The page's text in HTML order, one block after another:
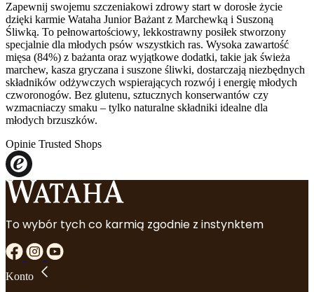
Protein
95%
Junior
Bażant
z
Jabłkiem,
Jagodami
i
Rumiankiem
800g
Zapewnij swojemu szczeniakowi zdrowy start w dorosłe życie
dzięki karmie Wataha Junior Bażant z Marchewką i Suszoną
Śliwką. To pełnowartościowy, lekkostrawny posiłek stworzony
specjalnie dla młodych psów wszystkich ras. Wysoka zawartość
mięsa (84%) z bażanta oraz wyjątkowe dodatki, takie jak świeża
marchew, kasza gryczana i suszone śliwki, dostarczają niezbędnych
składników odżywczych wspierających rozwój i energię młodych
czworonogów. Bez glutenu, sztucznych konserwantów czy
wzmacniaczy smaku – tylko naturalne składniki idealne dla
młodych brzuszków.
Opinie Trusted Shops
To wybór tych co karmią zgodnie z instynktem
Konto